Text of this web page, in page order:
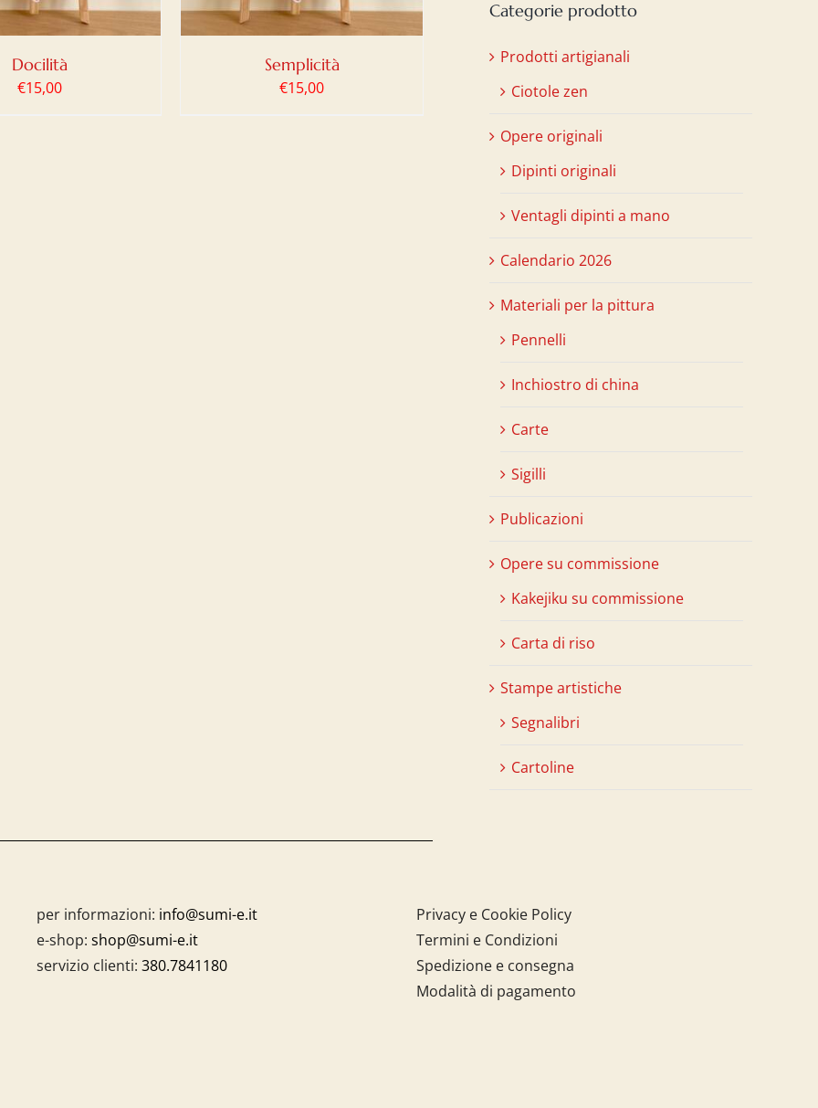
Docilità
€15,00
Semplicità
€15,00
Categorie prodotto
Prodotti artigianali
Ciotole zen
Opere originali
Dipinti originali
Ventagli dipinti a mano
Calendario 2026
Materiali per la pittura
Pennelli
Inchiostro di china
Carte
Sigilli
Publicazioni
Opere su commissione
Kakejiku su commissione
Carta di riso
Stampe artistiche
Segnalibri
Cartoline
per informazioni: info@sumi-e.it
e-shop: shop@sumi-e.it
servizio clienti: 380.7841180
Privacy e Cookie Policy
Termini e Condizioni
Spedizione e consegna
Modalità di pagamento